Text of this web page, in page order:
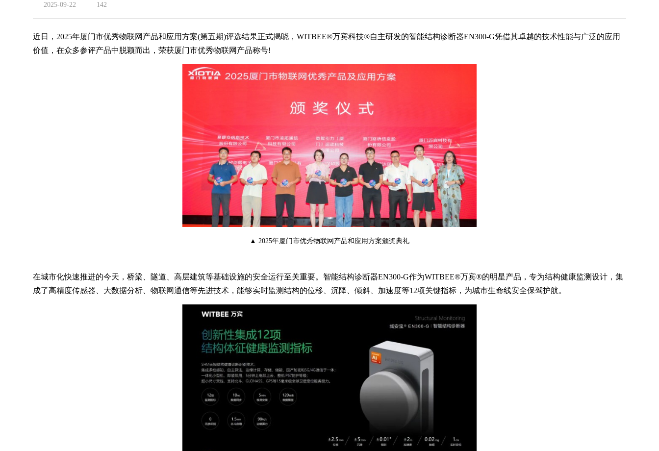
2025-09-22 142
近日，2025年厦门市优秀物联网产品和应用方案(第五期)评选结果正式揭晓，WITBEE®万宾科技®自主研发的智能结构诊断器EN300-G凭借其卓越的技术性能与广泛的应用
价值，在众多参评产品中脱颖而出，荣获厦门市优秀物联网产品称号!
▲ 2025年厦门市优秀物联网产品和应用方案颁奖典礼
在城市化快速推进的今天，桥梁、隧道、高层建筑等基础设施的安全运行至关重要。智能结构诊断器EN300-G作为WITBEE®万宾®的明星产品，专为结构健康监测设计，集
成了高精度传感器、大数据分析、物联网通信等先进技术，能够实时监测结构的位移、沉降、倾斜、加速度等12项关键指标，为城市生命线安全保驾护航。